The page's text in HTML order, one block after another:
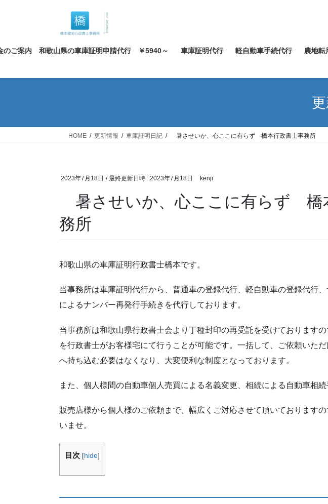
ツ
ス
シ
ン
のご案内 和歌山県の車庫証明申請代行 ￥5940～ 車庫証明代行 軽自動車手続代行 農地転
HOME 更新情報 車庫証明日記 暑させいか、心ここに有らず 橋本行政書士事務所
2023年7月18日 / 最終更新日時 : 2023年7月18日 kenji
暑させいか、心ここに有らず 橋
務所
和歌山県の車庫証明行政書士橋本です。
当事務所は車庫証明代行から、普通車の登録代行、軽自動車の登録代行
によるナンバー再発行手続きを代行しております。
当事務所は和歌山県行政書士会より丁種封印の再受託を受けております
を行政書士がお客様宅にて行うことが可能です。一括して、ご依頼いた
へ持ち込む必要はなくなり、大変便利な制度となっております。
また、個人様間の自動車個人売買による名義変更、相続による自動車相続
販売店様から個人様のご依頼まで、幅広くご対応させて頂いております
いませ。
目次 [hide]